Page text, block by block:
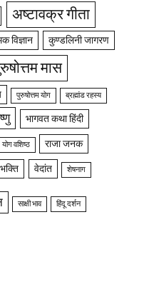
अष्टावक्र गीता
विज्ञान कुण्डलिनी जागरण
मास
पुरुषोत्तम योग ब्रह्मांड रहस्य
भागवत कथा हिंदी
योग वशिष्ठ राजा जनक
वेदांत शेषनाग
साक्षी भाव हिंदू दर्शन